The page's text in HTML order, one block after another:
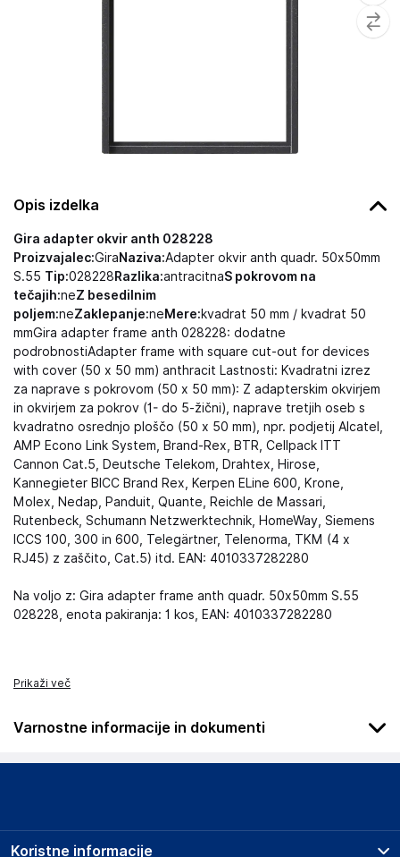
Opis izdelka
Gira adapter okvir anth 028228
Proizvajalec:GiraNaziva:Adapter okvir anth quadr. 50x50mm
S.55 Tip:028228Razlika:antracitnaS pokrovom na
tečajih:neZ besedilnim
poljem:neZaklepanje:neMere:kvadrat 50 mm / kvadrat 50
mmGira adapter frame anth 028228: dodatne
podrobnostiAdapter frame with square cut-out for devices
with cover (50 x 50 mm) anthracit Lastnosti: Kvadratni izrez
za naprave s pokrovom (50 x 50 mm): Z adapterskim okvirjem
in okvirjem za pokrov (1- do 5-žični), naprave tretjih oseb s
kvadratno osrednjo ploščo (50 x 50 mm), npr. podjetij Alcatel,
AMP Econo Link System, Brand-Rex, BTR, Cellpack ITT
Cannon Cat.5, Deutsche Telekom, Drahtex, Hirose,
Kannegieter BICC Brand Rex, Kerpen ELine 600, Krone,
Molex, Nedap, Panduit, Quante, Reichle de Massari,
Rutenbeck, Schumann Netzwerktechnik, HomeWay, Siemens
ICCS 100, 300 in 600, Telegärtner, Telenorma, TKM (4 x
RJ45) z zaščito, Cat.5) itd. EAN: 4010337282280
Na voljo z: Gira adapter frame anth quadr. 50x50mm S.55
028228, enota pakiranja: 1 kos, EAN: 4010337282280
Prikaži več
Varnostne informacije in dokumenti
Podatki o proizvajalcu
Koristne informacije